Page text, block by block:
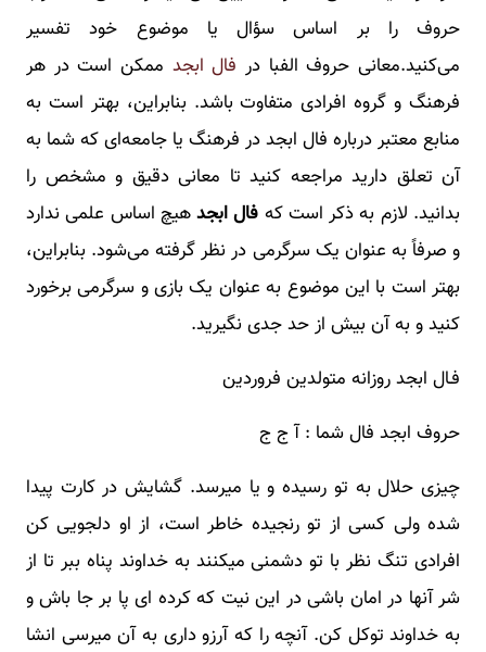
حروف را بر اساس سؤال یا موضوع خود تفسیر
می‌کنید.معانی حروف الفبا در فال ابجد ممکن است در هر
فرهنگ و گروه افرادی متفاوت باشد. بنابراین، بهتر است به
منابع معتبر درباره فال ابجد در فرهنگ یا جامعه‌ای که شما به
آن تعلق دارید مراجعه کنید تا معانی دقیق و مشخص را
بدانید. لازم به ذکر است که فال ابجدهیچ اساس علمی ندارد
و صرفاً به عنوان یک سرگرمی در نظر گرفته می‌شود. بنابراین،
بهتر است با این موضوع به عنوان یک بازی و سرگرمی برخورد
کنید و به آن بیش از حد جدی نگیرید.
فـال ابجد روزانه متولدین فروردین
حروف ابجد فال شما : آ ج ج
چیزی حلال به تو رسیده و یا میرسد. گشایش در کارت پیدا
شده ولی کسی از تو رنجیده خاطر است، از او دلجویی کن
افرادی تنگ نظر با تو دشمنی میکنند به خداوند پناه ببر تا از
شر آنها در امان باشی در این نیت که کرده ای پا بر جا باش و
به خداوند توکل کن. آنچه را که آرزو داری به آن میرسی انشا